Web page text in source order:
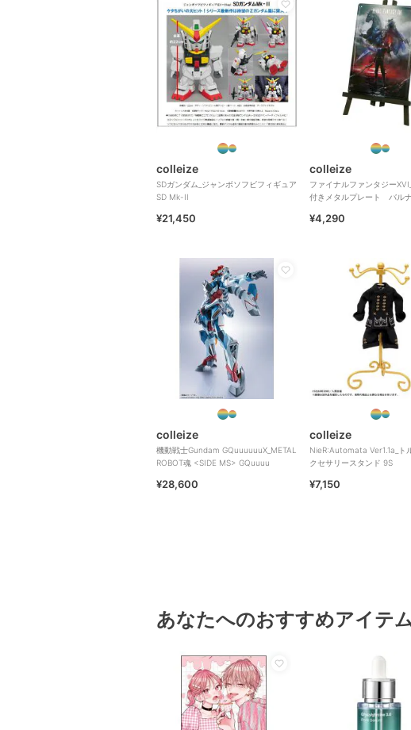
colleize
SDガンダム_ジャンボソフビフィギュア
SD Mk-II
¥21,450
colleize
ファイナルファンタジー
付きメタルプレート バル
¥4,290
colleize
機動戦士Gundam GQuuuuuuX_METAL
ROBOT魂 <SIDE MS> GQuuuu
¥28,600
colleize
NieR:Automata Ver1.1a_ト
クセサリースタンド 9S
¥7,150
あなたへのおすすめアイテ